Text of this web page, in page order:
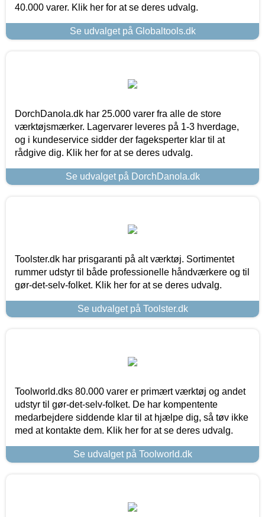
40.000 varer. Klik her for at se deres udvalg.
Se udvalget på Globaltools.dk
DorchDanola.dk har 25.000 varer fra alle de store
værktøjsmærker. Lagervarer leveres på 1-3 hverdage,
og i kundeservice sidder der fageksperter klar til at
rådgive dig. Klik her for at se deres udvalg.
Se udvalget på DorchDanola.dk
Toolster.dk har prisgaranti på alt værktøj. Sortimentet
rummer udstyr til både professionelle håndværkere og til
gør-det-selv-folket. Klik her for at se deres udvalg.
Se udvalget på Toolster.dk
Toolworld.dks 80.000 varer er primært værktøj og andet
udstyr til gør-det-selv-folket. De har kompentente
medarbejdere siddende klar til at hjælpe dig, så tøv ikke
med at kontakte dem. Klik her for at se deres udvalg.
Se udvalget på Toolworld.dk